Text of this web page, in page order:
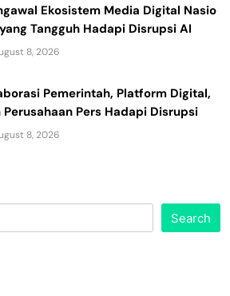
Ekosistem Media Digital Nasio
Tangguh Hadapi Disrupsi AI
8, 2026
Pemerintah, Platform Digital,
Perusahaan Pers Hadapi Disrupsi
8, 2026
Search